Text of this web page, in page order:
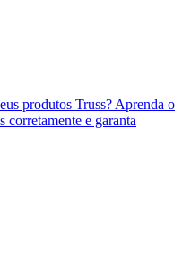
produtos Truss? Aprenda o
corretamente e garanta